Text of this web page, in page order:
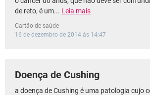
de reto, é um... Leia mais
Cartão de saúde
16 de dezembro de 2014 às 14:47
Doença de Cushing
a doença de Cushing é uma patologia cujo